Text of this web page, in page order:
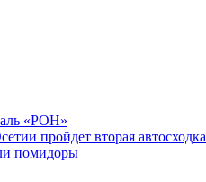
«РОН»
пройдет вторая автосходка
помидоры